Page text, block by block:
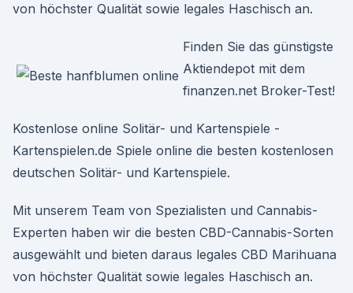
von höchster Qualität sowie legales Haschisch an.
Finden Sie das günstigste
Aktiendepot mit dem
finanzen.net Broker-Test!
Kostenlose online Solitär- und Kartenspiele -
Kartenspielen.de Spiele online die besten kostenlosen
deutschen Solitär- und Kartenspiele.
Mit unserem Team von Spezialisten und Cannabis-
Experten haben wir die besten CBD-Cannabis-Sorten
ausgewählt und bieten daraus legales CBD Marihuana
von höchster Qualität sowie legales Haschisch an.